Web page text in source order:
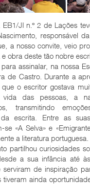
JI n.º 2 de Lações
responsável
a nosso convite, veio
obra deste tão nobre
assinalar, na nossa
de Castro. Durante a
o escritor gostava
das pessoas, a
transmitindo
da escrita. Entre as
«A Selva» e
a literatura portuguesa.
partilhou curiosidades
a sua infância até
serviram de inspiração
tiveram ainda